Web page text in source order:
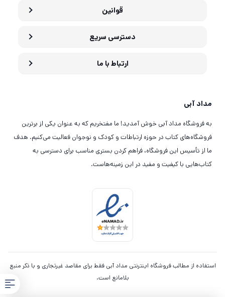
قوانین
دسترسی سریع
ارتباط با ما
مداد آبی
به فروشگاه مداد آبی خوش آمدید! ما مفتخریم که به عنوان یکی از برترین
فروشگاه‌های کتاب در حوزه ارتباطات و کودک و نوجوان فعالیت می‌کنیم. هدف
ما از تأسیس این فروشگاه، فراهم کردن بستری مناسب برای دسترسی به
کتاب‌هایی با کیفیت و مفید در این زمینه‌هاست.
استفاده از مطالب فروشگاه اینترنتی مداد آبی فقط برای مقاصد غیرتجاری و با ذکر منبع
بلامانع است.